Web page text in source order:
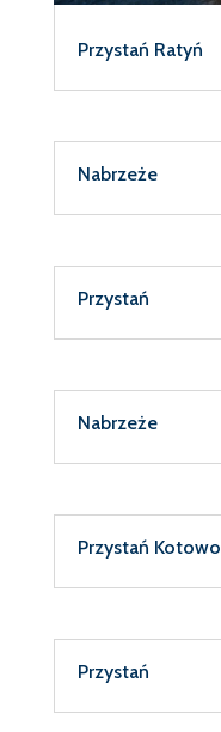
Przystań Ratyń
Nabrzeże
Przystań
Nabrzeże
Przystań Kotowo
Przystań